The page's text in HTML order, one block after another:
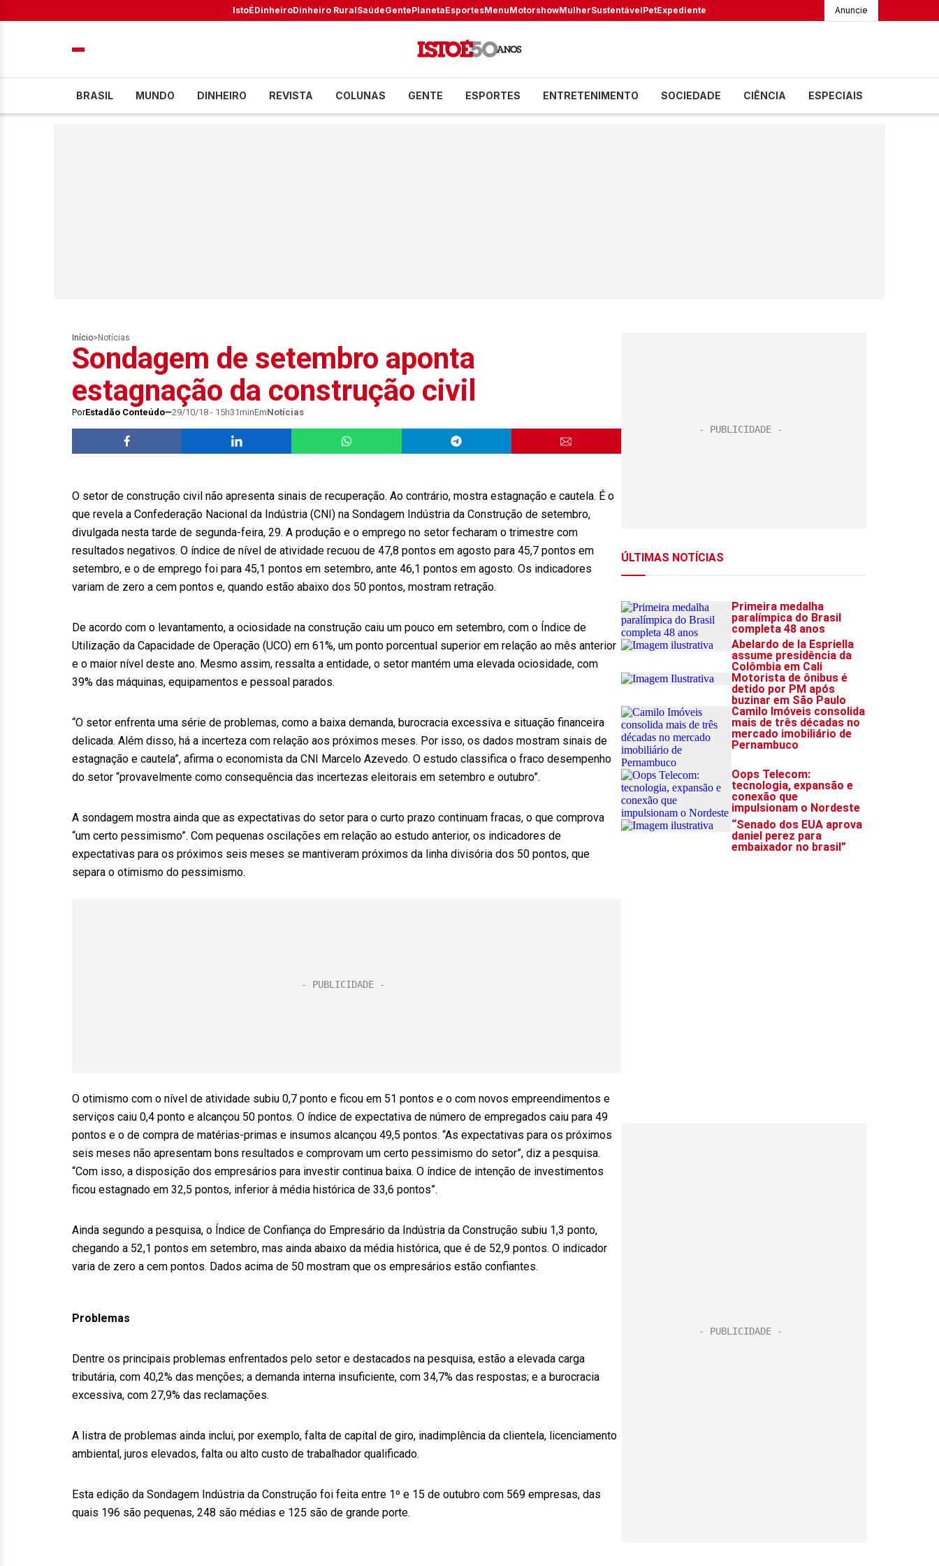
IstoÉDinheiroDinheiro RuralSaúdeGentePlanetaEsportesMenuMotorshowMulherSustentávelPetExpediente Anuncie
BRASIL MUNDO DINHEIRO REVISTA COLUNAS GENTE ESPORTES ENTRETENIMENTO SOCIEDADE CIÊNCIA ESPECIAIS
Início> Notícias
Sondagem de setembro aponta
estagnação da construção civil
PorEstadão Conteúdo 29/10/18 - 15h31minEmNotícias
O setor de construção civil não apresenta sinais de recuperação. Ao contrário, mostra estagnação e cautela. É o
que revela a Confederação Nacional da Indústria (CNI) na Sondagem Indústria da Construção de setembro,
divulgada nesta tarde de segunda-feira, 29. A produção e o emprego no setor fecharam o trimestre com
resultados negativos. O índice de nível de atividade recuou de 47,8 pontos em agosto para 45,7 pontos em
setembro, e o de emprego foi para 45,1 pontos em setembro, ante 46,1 pontos em agosto. Os indicadores
variam de zero a cem pontos e, quando estão abaixo dos 50 pontos, mostram retração.
De acordo com o levantamento, a ociosidade na construção caiu um pouco em setembro, com o Índice de
Utilização da Capacidade de Operação (UCO) em 61%, um ponto porcentual superior em relação ao mês anterior
e o maior nível deste ano. Mesmo assim, ressalta a entidade, o setor mantém uma elevada ociosidade, com
39% das máquinas, equipamentos e pessoal parados.
“O setor enfrenta uma série de problemas, como a baixa demanda, burocracia excessiva e situação financeira
delicada. Além disso, há a incerteza com relação aos próximos meses. Por isso, os dados mostram sinais de
estagnação e cautela”, afirma o economista da CNI Marcelo Azevedo. O estudo classifica o fraco desempenho
do setor “provavelmente como consequência das incertezas eleitorais em setembro e outubro”.
A sondagem mostra ainda que as expectativas do setor para o curto prazo continuam fracas, o que comprova
“um certo pessimismo”. Com pequenas oscilações em relação ao estudo anterior, os indicadores de
expectativas para os próximos seis meses se mantiveram próximos da linha divisória dos 50 pontos, que
separa o otimismo do pessimismo.
O otimismo com o nível de atividade subiu 0,7 ponto e ficou em 51 pontos e o com novos empreendimentos e
serviços caiu 0,4 ponto e alcançou 50 pontos. O índice de expectativa de número de empregados caiu para 49
pontos e o de compra de matérias-primas e insumos alcançou 49,5 pontos. “As expectativas para os próximos
seis meses não apresentam bons resultados e comprovam um certo pessimismo do setor”, diz a pesquisa.
“Com isso, a disposição dos empresários para investir continua baixa. O índice de intenção de investimentos
ficou estagnado em 32,5 pontos, inferior à média histórica de 33,6 pontos”.
Ainda segundo a pesquisa, o Índice de Confiança do Empresário da Indústria da Construção subiu 1,3 ponto,
chegando a 52,1 pontos em setembro, mas ainda abaixo da média histórica, que é de 52,9 pontos. O indicador
varia de zero a cem pontos. Dados acima de 50 mostram que os empresários estão confiantes.
Problemas
Dentre os principais problemas enfrentados pelo setor e destacados na pesquisa, estão a elevada carga
tributária, com 40,2% das menções; a demanda interna insuficiente, com 34,7% das respostas; e a burocracia
excessiva, com 27,9% das reclamações.
A listra de problemas ainda inclui, por exemplo, falta de capital de giro, inadimplência da clientela, licenciamento
ambiental, juros elevados, falta ou alto custo de trabalhador qualificado.
Esta edição da Sondagem Indústria da Construção foi feita entre 1º e 15 de outubro com 569 empresas, das
quais 196 são pequenas, 248 são médias e 125 são de grande porte.